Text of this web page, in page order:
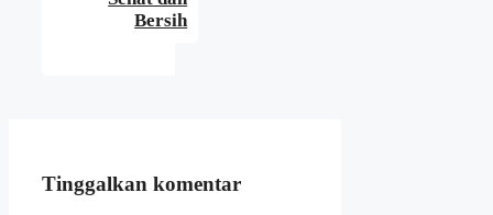
Bersih
Tinggalkan komentar